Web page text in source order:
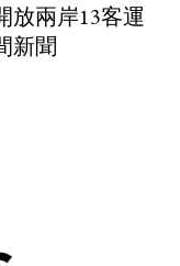
放兩岸13客運
新聞